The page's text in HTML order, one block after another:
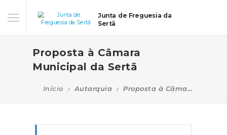
Junta de Freguesia da
Sertã
Proposta à Câmara
Municipal da Sertã
Início Autarquia Proposta à Câmara Municipal da Sertã